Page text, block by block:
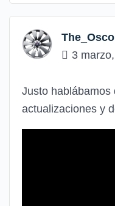
The_Osco
3
Justo hablábamos
actualizaciones y